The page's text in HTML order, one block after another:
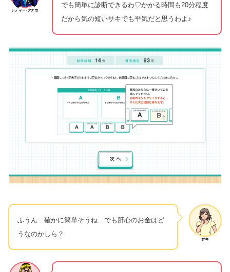
でも簡単に診断できるわ♡かかる時間も20分程度
だから気の短いサキでも平気だと思うわよ♪
ふうん…確かに簡単そうね…でも肝心のお金はど
うなのかしら？